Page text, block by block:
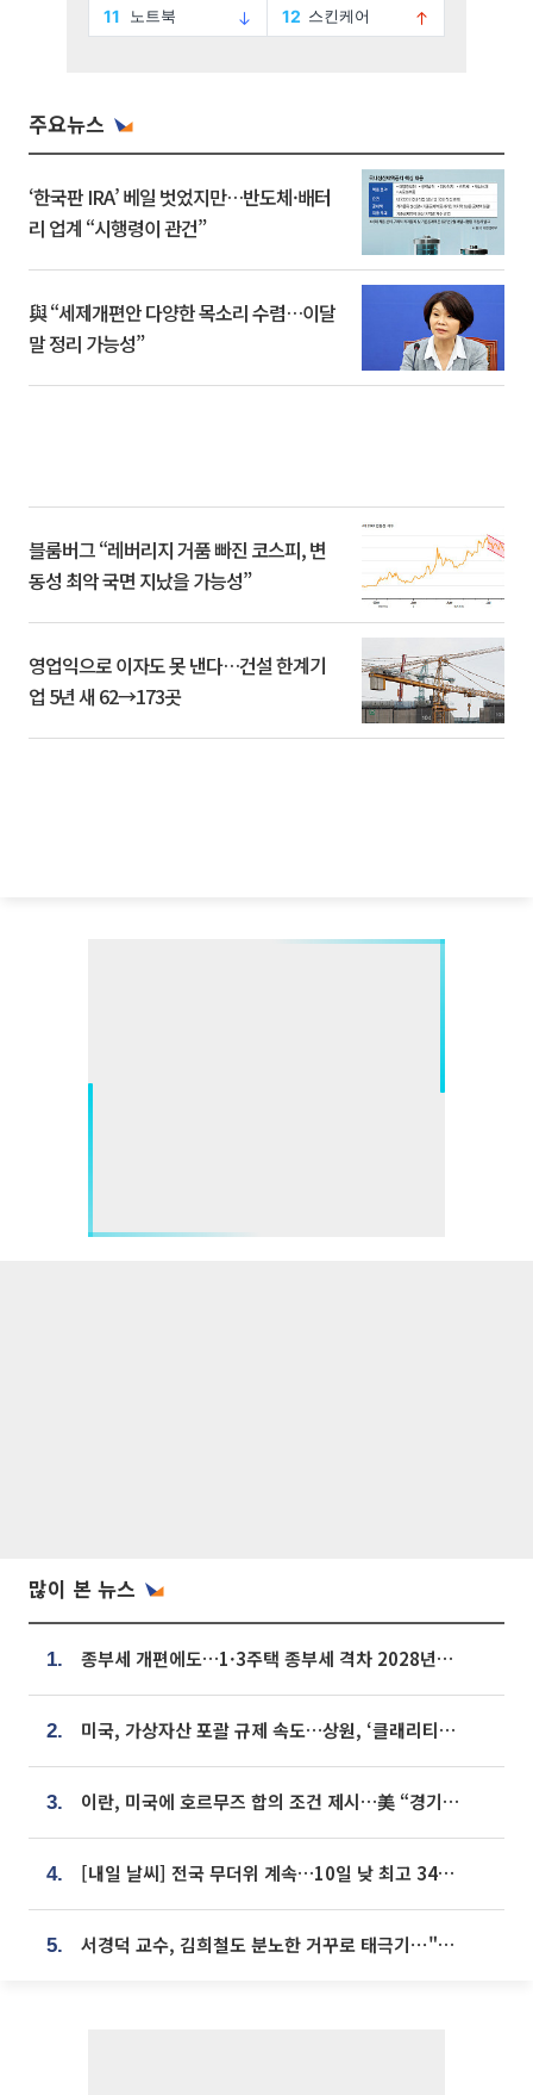
주요뉴스
‘한국판 IRA’ 베일 벗었지만…반도체·배터
리 업계 “시행령이 관건”
與 “세제개편안 다양한 목소리 수렴…이달
말 정리 가능성”
블룸버그 “레버리지 거품 빠진 코스피, 변
동성 최악 국면 지났을 가능성”
영업익으로 이자도 못 낸다…건설 한계기
업 5년 새 62→173곳
많이 본 뉴스
1. 종부세 개편에도…1·3주택 종부세 격차 2028년부터 확대
2. 미국, 가상자산 포괄 규제 속도…상원, ‘클래리티법’ 9월 절차투표 추진
3. 이란, 미국에 호르무즈 합의 조건 제시…美 “경기 아직 안 끝나” [종합]
4. [내일 날씨] 전국 무더위 계속…10일 낮 최고 34도 육박
5. 서경덕 교수, 김희철도 분노한 거꾸로 태극기⋯"엉터리는 아냐, 아쉬울 뿐"